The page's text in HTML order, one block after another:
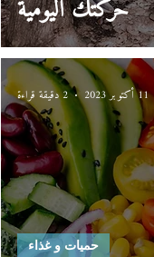
حركتك اليوميّة
حميات و غذاء
11 أكتوبر 2023 2 دقيقة قراءة